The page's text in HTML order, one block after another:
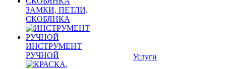
ЗАМКИ, ПЕТЛИ,
СКОБЯНКА
ИНСТРУМЕНТ
РУЧНОЙ
Услуги